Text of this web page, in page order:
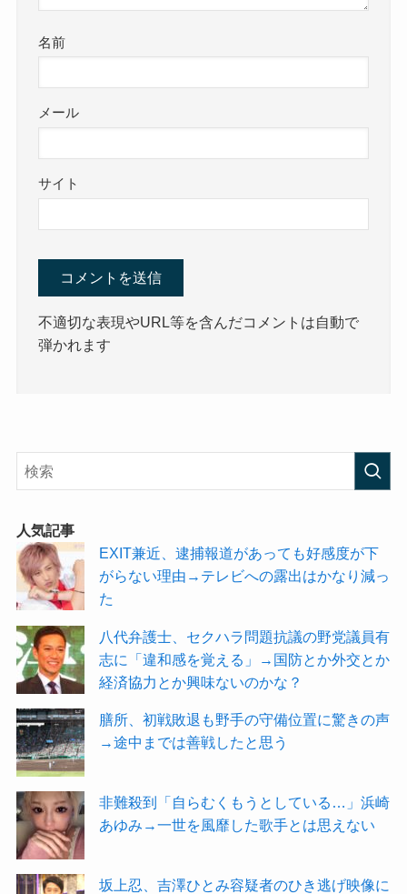
名前
メール
サイト
不適切な表現やURL等を含んだコメントは自動で
弾かれます
人気記事
EXIT兼近、逮捕報道があっても好感度が下
がらない理由→テレビへの露出はかなり減っ
た
八代弁護士、セクハラ問題抗議の野党議員有
志に「違和感を覚える」→国防とか外交とか
経済協力とか興味ないのかな？
膳所、初戦敗退も野手の守備位置に驚きの声
→途中までは善戦したと思う
非難殺到「自らむくもうとしている…」浜崎
あゆみ→一世を風靡した歌手とは思えない
坂上忍、吉澤ひとみ容疑者のひき逃げ映像に